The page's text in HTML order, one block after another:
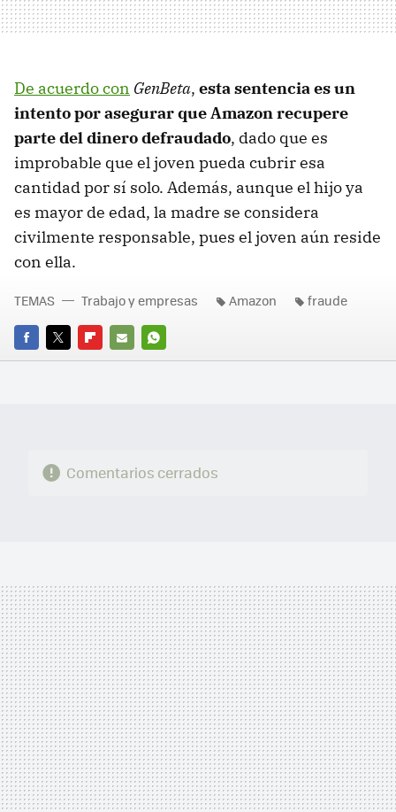
De acuerdo con GenBeta, esta sentencia es un
intento por asegurar que Amazon recupere
parte del dinero defraudado, dado que es
improbable que el joven pueda cubrir esa
cantidad por sí solo. Además, aunque el hijo ya
es mayor de edad, la madre se considera
civilmente responsable, pues el joven aún reside
con ella.
FACEBOOK
TWITTERFLIPBOARD
E-
WHATSAPP
TEMAS Trabajo y empresas Amazon fraude
Comentarios cerrados